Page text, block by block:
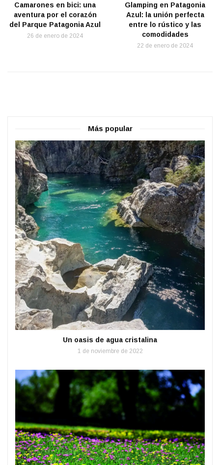
Camarones en bici: una
aventura por el corazón
del Parque Patagonia Azul
26 de enero de 2024
Glamping en Patagonia
Azul: la unión perfecta
entre lo rústico y las
comodidades
22 de enero de 2024
Más popular
Un oasis de agua cristalina
1 de noviembre de 2022